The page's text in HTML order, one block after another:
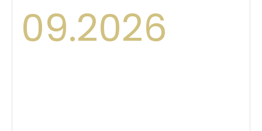
09.2026